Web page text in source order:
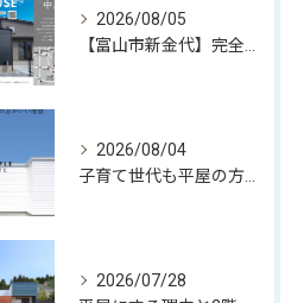
2026/08/05
2026/08/04
2026/07/28